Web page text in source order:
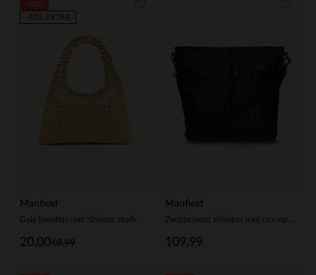
Manfield
Gele handtas met zilveren studs
49.99
20.00
-10% EXTRA
Manfield
109.99